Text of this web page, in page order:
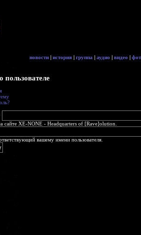
новости | история | группа | аудио | видео |
сайте XE-NONE - Headquarters of [Rave]olution.
вашему имени пользователя.